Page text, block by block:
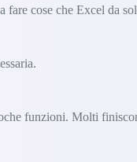
cose che Excel da
funzioni. Molti